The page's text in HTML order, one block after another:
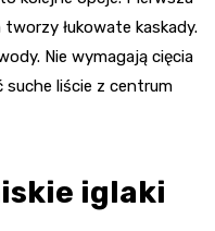
łukowate kaskady.
Nie wymagają cięcia
liście z centrum
iglaki